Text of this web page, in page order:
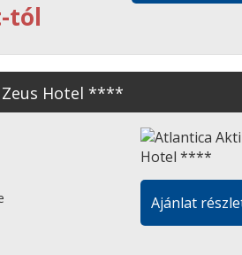
tól
Hotel ****
Ajánlat